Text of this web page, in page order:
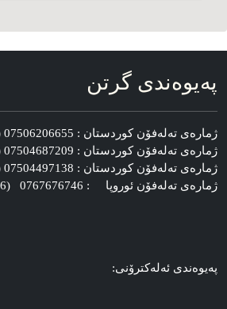
په‌یوه‌ندی گرتن
ژماره‌ی ته‌له‌فۆن کوردستان : 07506206655 (00964)
ژماره‌ی ته‌له‌فۆن کوردستان : 07504687209 (00964)
ژماره‌ی ته‌له‌فۆن کوردستان : 07504497138 (00964)
ژماره‌ی ته‌له‌فۆن ئوروپا : 0767676746 (0046)
په‌یوه‌ندی ئه‌له‌کترۆنی: